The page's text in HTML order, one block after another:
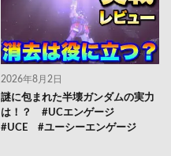
2026年8月2日
謎に包まれた半壊ガンダムの実力
は！？ #UCエンゲージ
#UCE #ユーシーエンゲージ